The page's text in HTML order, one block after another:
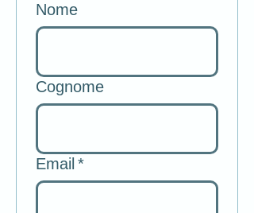
Nome
Cognome
Email *